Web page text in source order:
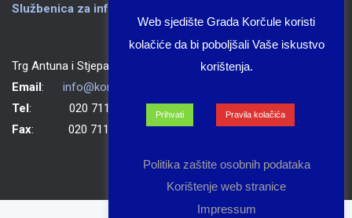
Službenica za informiranje Grada Korčule
Trg Antuna i Stjepana Radića 1, 20260 Korčula
Email: info@korcula.hr
Tel: 020 711 150
Fax: 020 711 702
Web sjedište Grada Korčule koristi
kolačiće da bi poboljšali Vaše iskustvo
korištenja.
Prihvati Pravila kolačića
Politika zaštite osobnih podataka
Korištenje web stranice
Impressum